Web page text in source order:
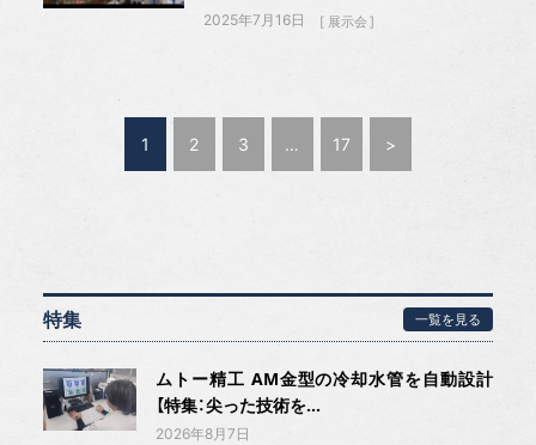
2025年7月16日 展示会
1 2 3 … 17 >
特集 一覧を見る
ムトー精工 AM金型の冷却水管を自動設計
【特集：尖った技術を...
2026年8月7日